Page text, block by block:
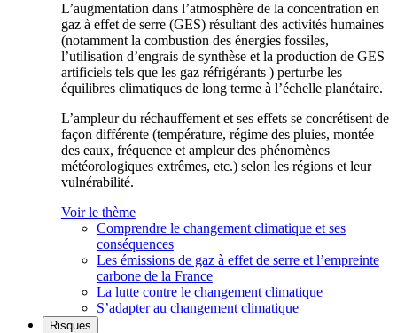
L’augmentation dans l’atmosphère de la concentration en
gaz à effet de serre (GES) résultant des activités humaines
(notamment la combustion des énergies fossiles,
l’utilisation d’engrais de synthèse et la production de GES
artificiels tels que les gaz réfrigérants ) perturbe les
équilibres climatiques de long terme à l’échelle planétaire.
L’ampleur du réchauffement et ses effets se concrétisent de
façon différente (température, régime des pluies, montée
des eaux, fréquence et ampleur des phénomènes
météorologiques extrêmes, etc.) selon les régions et leur
vulnérabilité.
Voir le thème
Comprendre le changement climatique et ses
conséquences
Les émissions de gaz à effet de serre et l’empreinte
carbone de la France
La lutte contre le changement climatique
S’adapter au changement climatique
Risques